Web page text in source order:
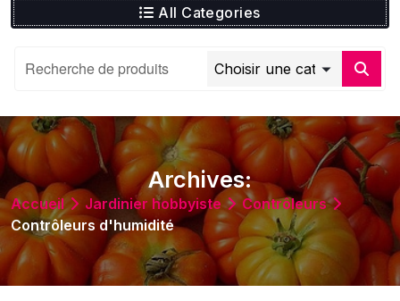
All Categories
Archives:
Accueil Jardinier hobbyiste
Contrôleurs
Contrôleurs d'humidité